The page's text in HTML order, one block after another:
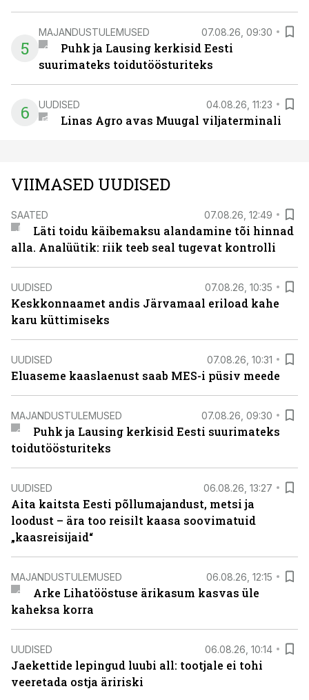
5
MAJANDUSTULEMUSED 07.08.26, 09:30
Puhk ja Lausing kerkisid Eesti
suurimateks toidutöösturiteks
6 UUDISED 04.08.26, 11:23
Linas Agro avas Muugal viljaterminali
VIIMASED UUDISED
SAATED 07.08.26, 12:49
Läti toidu käibemaksu alandamine tõi hinnad
alla. Analüütik: riik teeb seal tugevat kontrolli
UUDISED 07.08.26, 10:35
Keskkonnaamet andis Järvamaal eriload kahe
karu küttimiseks
UUDISED 07.08.26, 10:31
Eluaseme kaaslaenust saab MES-i püsiv meede
MAJANDUSTULEMUSED 07.08.26, 09:30
Puhk ja Lausing kerkisid Eesti suurimateks
toidutöösturiteks
UUDISED 06.08.26, 13:27
Aita kaitsta Eesti põllumajandust, metsi ja
loodust – ära too reisilt kaasa soovimatuid
„kaasreisijaid“
MAJANDUSTULEMUSED 06.08.26, 12:15
Arke Lihatööstuse ärikasum kasvas üle
kaheksa korra
UUDISED 06.08.26, 10:14
Jaekettide lepingud luubi all: tootjale ei tohi
veeretada ostja äririski